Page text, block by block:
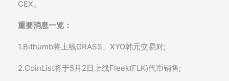
CEX。
重要消息一览：
1.Bithumb将上线GRASS、XYO韩元交易对;
2.CoinList将于5月2日上线Fleek(FLK)代币销售;